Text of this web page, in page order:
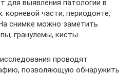
для выявления патологии в
корневой части, периодонте,
снимке можно заметить
гранулемы, кисты.
проводят
позволяющую обнаружить